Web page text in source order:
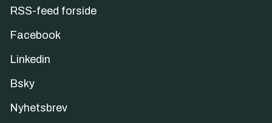
RSS-feed forside
Facebook
Linkedin
Bsky
Nyhetsbrev